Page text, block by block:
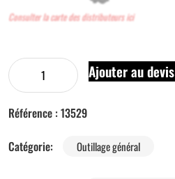
Consulter la carte des distributeurs ici
Ajouter au devis
Référence : 13529
Catégorie:
Outillage général